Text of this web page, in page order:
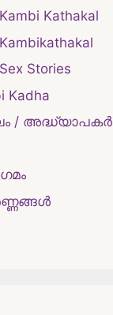
Kathakal
Stories
Kadha
/ അദ്ധ്യാപകർ